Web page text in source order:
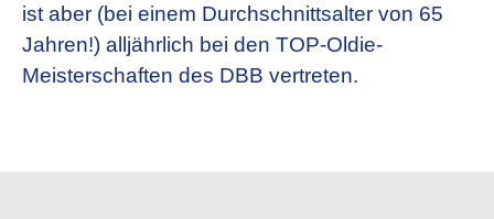
ist aber (bei einem Durchschnittsalter von 65
Jahren!) alljährlich bei den TOP-Oldie-
Meisterschaften des DBB vertreten.